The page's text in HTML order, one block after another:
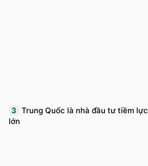
3 Trung Quốc là nhà đầu tư tiềm lực
lớn